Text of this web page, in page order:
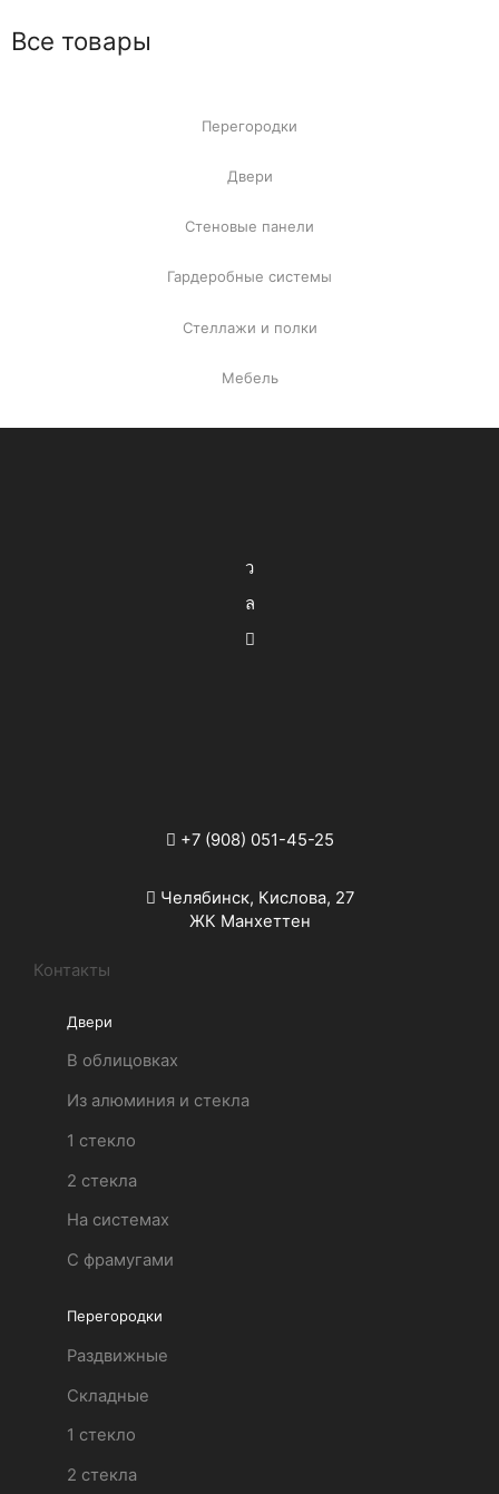
Все товары
Перегородки
Двери
Стеновые панели
Гардеробные системы
Стеллажи и полки
Мебель
‭+7 (908) 051-45-25‬
Челябинск, Кислова, 27
ЖК Манхеттен
Контакты
Двери
В облицовках
Из алюминия и стекла
1 стекло
2 стекла
На системах
С фрамугами
Перегородки
Раздвижные
Складные
1 стекло
2 стекла